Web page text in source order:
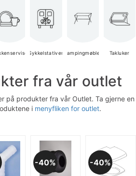
Sykkelstativer Campingmøbler Takluker
fra vår outlet
på produkter fra vår Outlet. Ta gjerne en
i menyfliken for outlet.
40% 40%